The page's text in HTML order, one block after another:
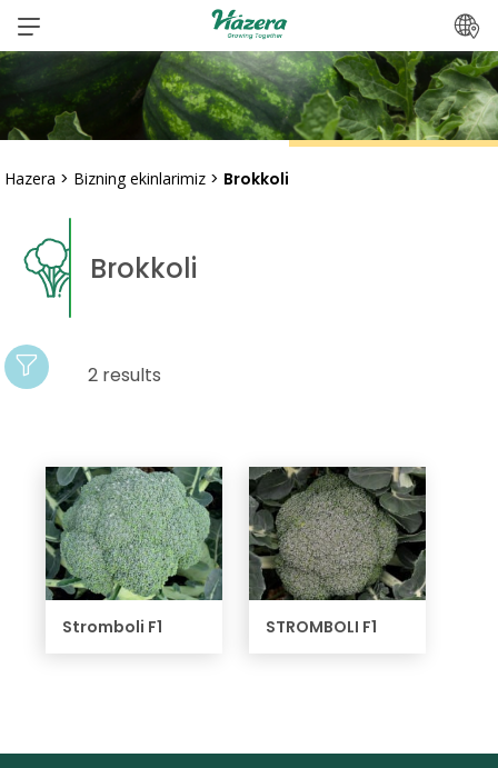
Mundarijaga
o‘ting
Hazera > Bizning ekinlarimiz > Brokkoli
Brokkoli
2 results
Stromboli F1 STROMBOLI F1